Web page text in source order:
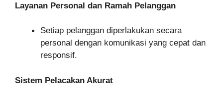
Layanan Personal dan Ramah Pelanggan
Setiap pelanggan diperlakukan secara
personal dengan komunikasi yang cepat dan
responsif.
Sistem Pelacakan Akurat